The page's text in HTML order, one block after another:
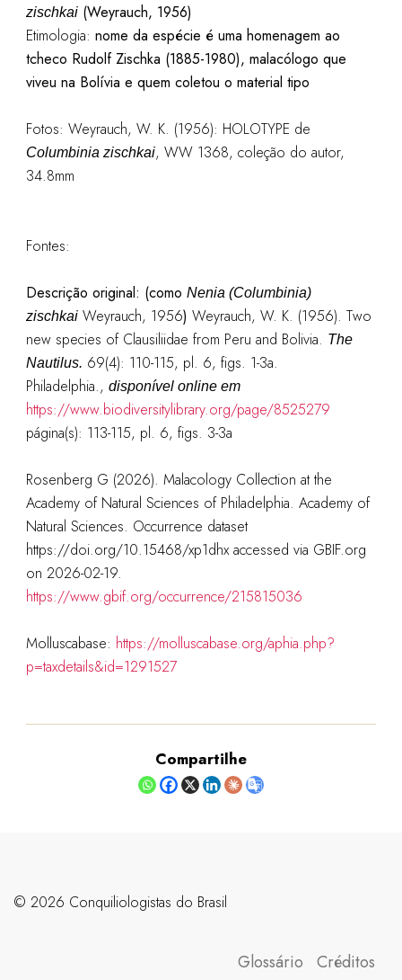
zischkai(Weyrauch, 1956)
Etimologia: nome da espécie é uma homenagem ao
tcheco Rudolf Zischka (1885-1980), malacólogo que
viveu na Bolívia e quem coletou o material tipo
Fotos: Weyrauch, W. K. (1956): HOLOTYPE de
Columbinia zischkai, WW 1368, coleção do autor,
34.8mm
Fontes:
Descrição original: (como Nenia (Columbinia)
zischkaiWeyrauch, 1956) Weyrauch, W. K. (1956). Two
new species of Clausiliidae from Peru and Bolivia. The
Nautilus. 69(4): 110-115, pl. 6, figs. 1-3a.
Philadelphia., disponível online em
https://www.biodiversitylibrary.org/page/8525279
página(s): 113-115, pl. 6, figs. 3-3a
Rosenberg G (2026). Malacology Collection at the
Academy of Natural Sciences of Philadelphia. Academy of
Natural Sciences. Occurrence dataset
https://doi.org/10.15468/xp1dhx accessed via GBIF.org
on 2026-02-19.
https://www.gbif.org/occurrence/215815036
Molluscabase: https://molluscabase.org/aphia.php?
p=taxdetails&id=1291527
Compartilhe
©️ 2026 Conquiliologistas do Brasil
Glossário Créditos